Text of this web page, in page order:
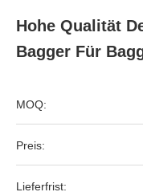
Hohe Qualität
Bagger Für
MOQ:
Preis:
Lieferfrist: